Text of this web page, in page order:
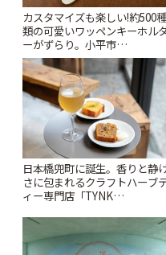
カスタマイズも楽しい!約500種
類の可愛いワッペンキーホル
ーがずらり。小平市
「Kimamaya T&K」 | ことりっ
ぷ
日本橋兜町に誕生。香りと静
さに包まれるクラフトハーブ
ィー専門店「TYNK